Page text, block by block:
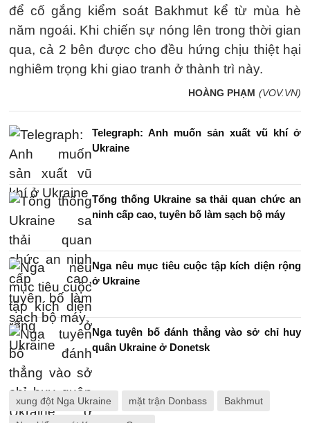
để cố gắng kiểm soát Bakhmut kể từ mùa hè
năm ngoái. Khi chiến sự nóng lên trong thời gian
qua, cả 2 bên được cho đều hứng chịu thiệt hại
nghiêm trọng khi giao tranh ở thành trì này.
HOÀNG PHẠM (VOV.VN)
Telegraph: Anh muốn sản xuất vũ khí ở
Ukraine
Tổng thống Ukraine sa thải quan chức an
ninh cấp cao, tuyên bố làm sạch bộ máy
Nga nêu mục tiêu cuộc tập kích diện rộng
ở Ukraine
Nga tuyên bố đánh thẳng vào sở chỉ huy
quân Ukraine ở Donetsk
xung đột Nga Ukraine mặt trận Donbass Bakhmut